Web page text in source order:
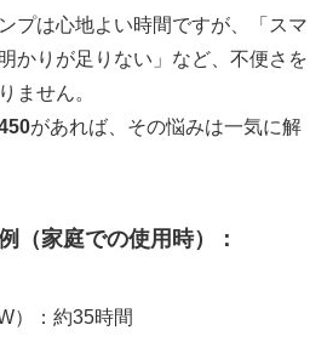
プは心地よい時間ですが、「スマ
かりが足りない」など、不便さを
ません。
があれば、その悩みは一気に解
（家庭での使用時）：
）：約35時間